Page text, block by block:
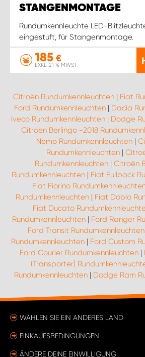
STANGENMONTAGE
Rundumkennleuchte LED-
eingestuft, für Stangenmontage.
185 €
EXKL. 21 % MWST.
Citroën Rundumkennleuchten | Fiat
Ford Rundumkennleuchten | Dacia
Iveco Rundumkennleuchten | Dodge
Citroën Berlingo -2018
Nemo Rundumkennleuchten |
Rundumkennleuchten|
Rundumkennleuchten | Citroën
Rundumkennleuchten | Fiat Fullback
Fiat Fiorino
Rundumkennleuchten| Fiat Doblo
Fiat Ducato
Rundumkennleuchten| Ford Ranger
Ford Transit Rundumkennleuchten
Rundumkennleuchten | Ford Custom
Ford Courier Rundumkennleuchten |
(Transporter)
Rundumkennleuchten | Dodge Ram
WÄHLEN SIE EIN ANDERES LAND
EINKAUFSBEDINGUNGEN
ÄNDERE DEINE EINWILLIGUNG